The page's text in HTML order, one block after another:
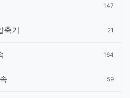
147
축기 21
164
59